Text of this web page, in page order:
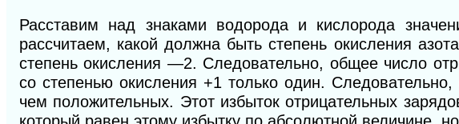
Расставим над знаками водорода и кислорода
рассчитаем, какой должна быть степень окисления
степень окисления —2. Следовательно, общее число
со степенью окисления +1 только один.
чем положительных. Этот избыток отрицательных